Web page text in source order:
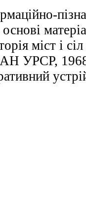
міст і
УРСР,